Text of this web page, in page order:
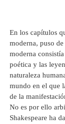
En los capítulos
moderna, puso
moderna
poética y las
naturaleza
mundo en el que
de la
No es por ello
Shakespeare ha